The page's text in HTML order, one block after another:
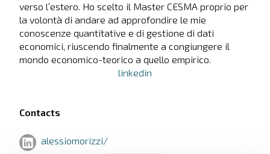
verso l’estero. Ho scelto il Master CESMA proprio per
la volontà di andare ad approfondire le mie
conoscenze quantitative e di gestione di dati
economici, riuscendo finalmente a congiungere il
mondo economico-teorico a quello empirico.
linkedin
Contacts
alessiomorizzi/